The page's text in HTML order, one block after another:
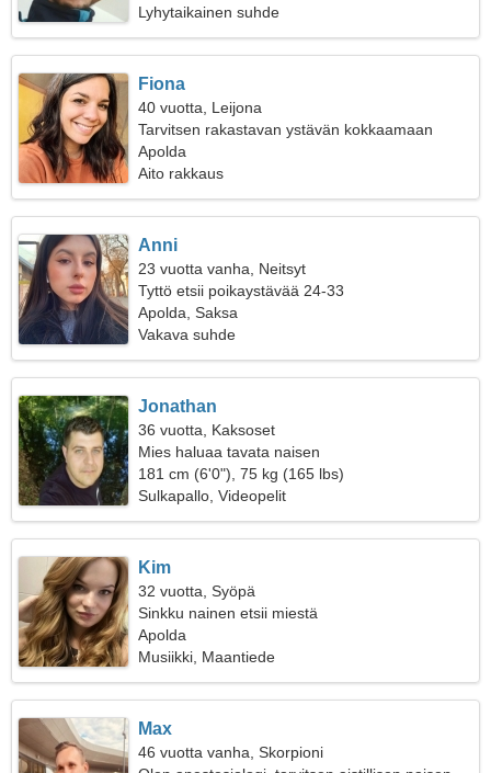
Lyhytaikainen suhde
Fiona
40 vuotta, Leijona
Tarvitsen rakastavan ystävän kokkaamaan
yhdessä
Apolda
Aito rakkaus
Anni
23 vuotta vanha, Neitsyt
Tyttö etsii poikaystävää 24-33
Apolda, Saksa
Vakava suhde
Jonathan
36 vuotta, Kaksoset
Mies haluaa tavata naisen
181 cm (6'0"), 75 kg (165 lbs)
Sulkapallo, Videopelit
Kim
32 vuotta, Syöpä
Sinkku nainen etsii miestä
Apolda
Musiikki, Maantiede
Max
46 vuotta vanha, Skorpioni